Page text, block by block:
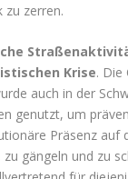
zu zerren.
Krise. Die
auch in der
genutzt, um
Präsenz auf
gängeln und zu